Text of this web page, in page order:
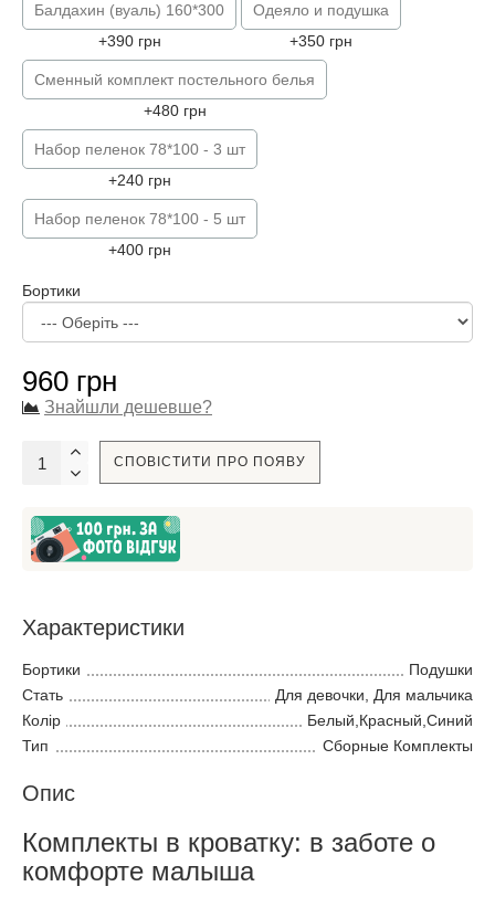
Балдахин (вуаль) 160*300
+390 грн
Одеяло и подушка
+350 грн
Сменный комплект постельного белья
+480 грн
Набор пеленок 78*100 - 3 шт
+240 грн
Набор пеленок 78*100 - 5 шт
+400 грн
Бортики
960 грн
Знайшли дешевше?
СПОВІСТИТИ ПРО ПОЯВУ
Характеристики
Бортики
Подушки
Стать
Для девочки, Для мальчика
Колір
Белый,Красный,Синий
Тип
Сборные Комплекты
Опис
Комплекты в кроватку: в заботе о
комфорте малыша